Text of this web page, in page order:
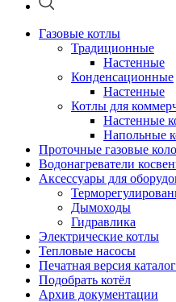
Газовые котлы
Традиционные
Настенные
Конденсационные
Настенные
Котлы для
Настенные
Напольные
Проточные газовые
Водонагреватели
Аксессуары для
Дымоходы
Гидравлика
Электрические котлы
Тепловые насосы
Печатная версия
Подобрать котёл
Архив документации